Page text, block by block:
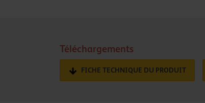
Téléchargements
FICHE TECHNIQUE DU PRODUIT